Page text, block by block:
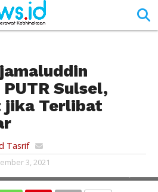
Sulsel,
jika Terlibat
Tasrif
3, 2021